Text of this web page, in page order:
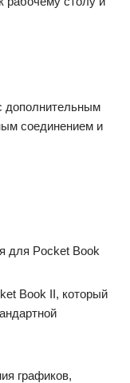
дополнительным
соединением и
для Pocket Book
Book II, который
графиков,